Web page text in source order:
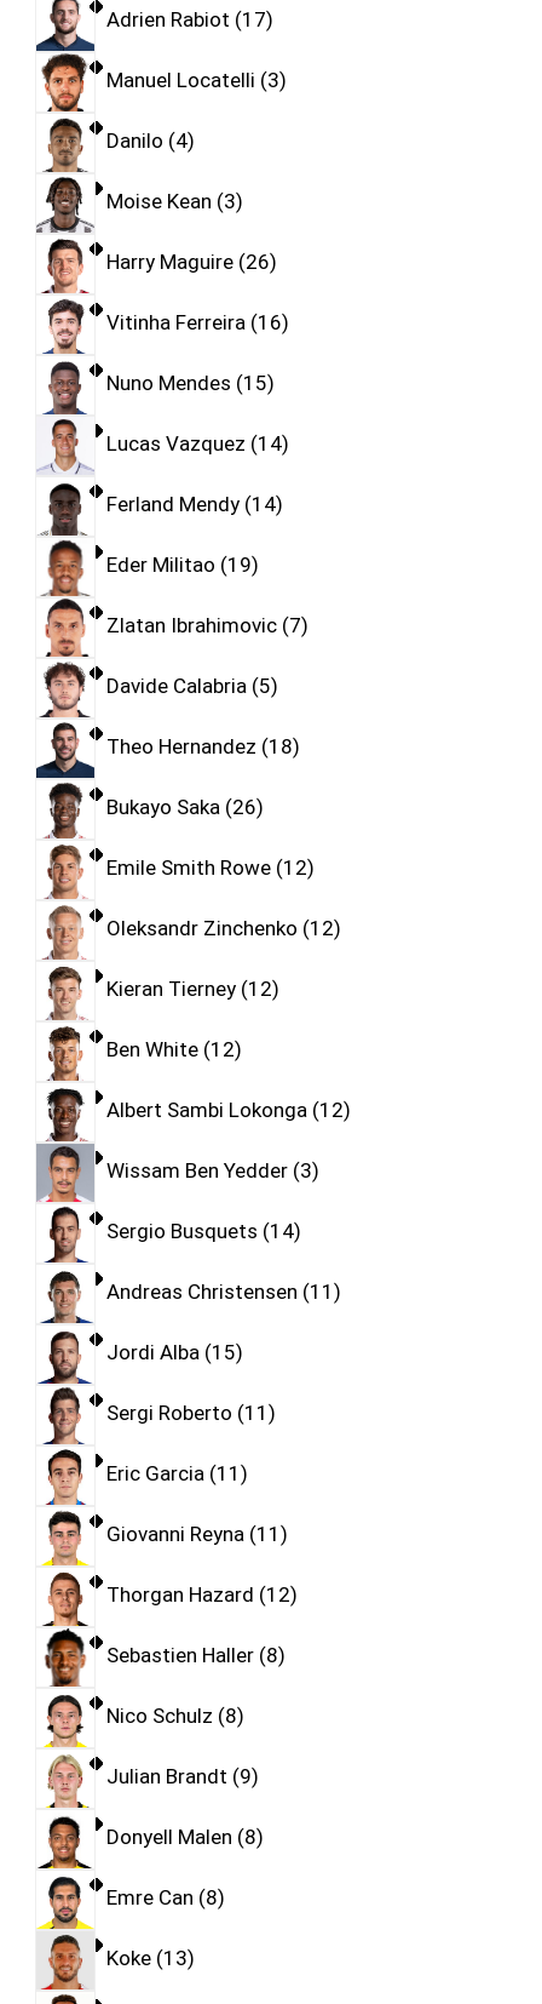
Adrien Rabiot 17
Manuel Locatelli 3
Danilo 4
Moise Kean 3
Harry Maguire 26
Vitinha Ferreira 16
Nuno Mendes 15
Lucas Vazquez 14
Ferland Mendy 14
Eder Militao 19
Zlatan Ibrahimovic 7
Davide Calabria 5
Theo Hernandez 18
Bukayo Saka 26
Emile Smith Rowe 12
Oleksandr Zinchenko 12
Kieran Tierney 12
Ben White 12
Albert Sambi Lokonga 12
Wissam Ben Yedder 3
Sergio Busquets 14
Andreas Christensen 11
Jordi Alba 15
Sergi Roberto 11
Eric Garcia 11
Giovanni Reyna 11
Thorgan Hazard 12
Sebastien Haller 8
Nico Schulz 8
Julian Brandt 9
Donyell Malen 8
Emre Can 8
Koke 13